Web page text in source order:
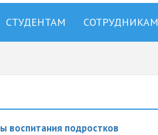
СТУДЕНТАМ СОТРУДНИКАМ
воспитания подростков